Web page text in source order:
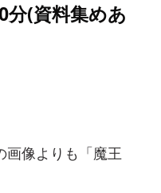
分(資料集めあ
画像よりも「魔王